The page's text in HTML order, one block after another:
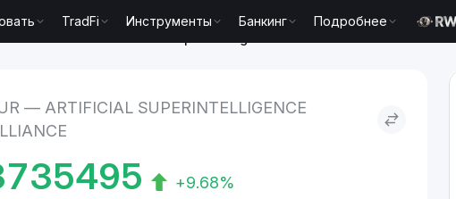
TradFi Инструменты Банкинг Подробнее
— ARTIFICIAL SUPERINTELLIGENCE
+9.68%